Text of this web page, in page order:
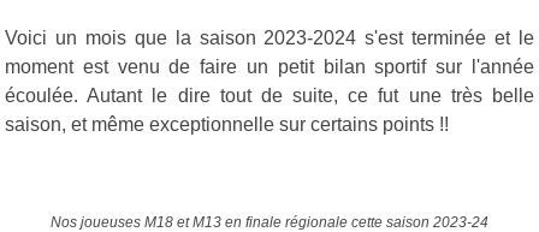
Voici un mois que la saison 2023-2024 s'est terminée et le
moment est venu de faire un petit bilan sportif sur l'année
écoulée. Autant le dire tout de suite, ce fut une très belle
saison, et même exceptionnelle sur certains points !!
Nos joueuses M18 et M13 en finale régionale cette saison 2023-24